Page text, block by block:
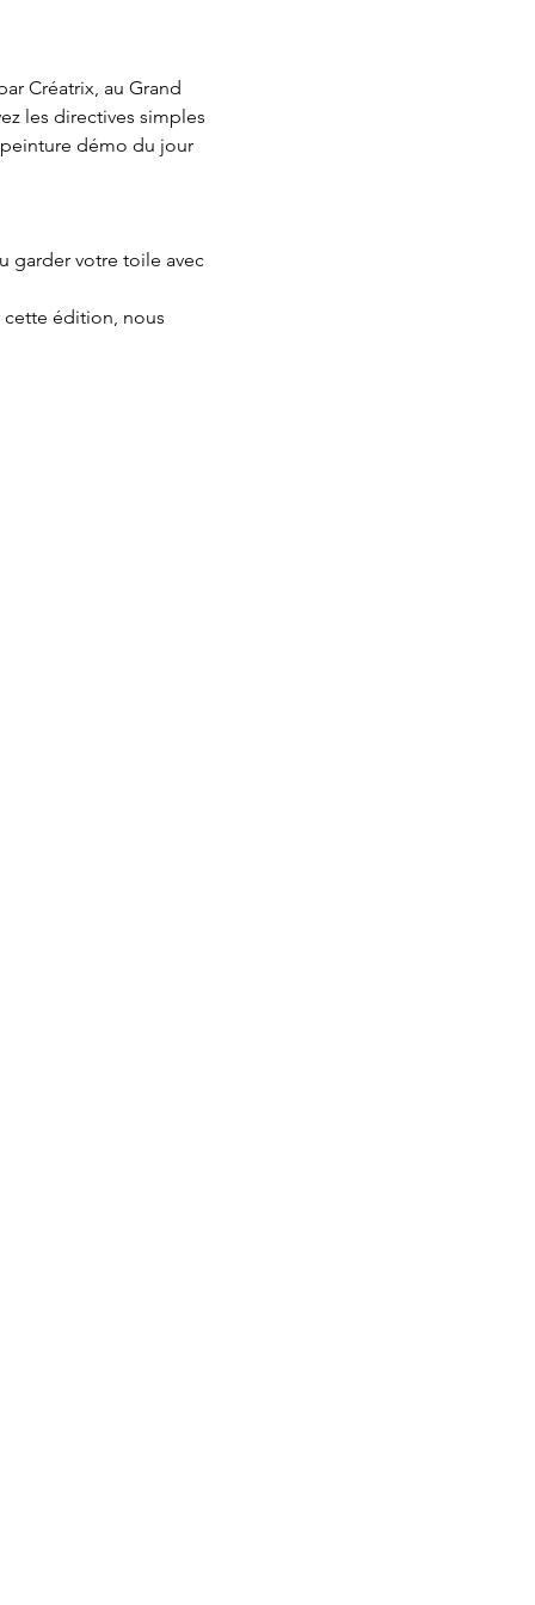
Créatrix, au Grand
les directives simples
démo du jour
garder votre toile avec
cette édition, nous